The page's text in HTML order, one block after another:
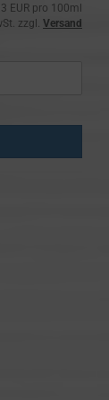
EUR pro 100ml
zzgl. Versand